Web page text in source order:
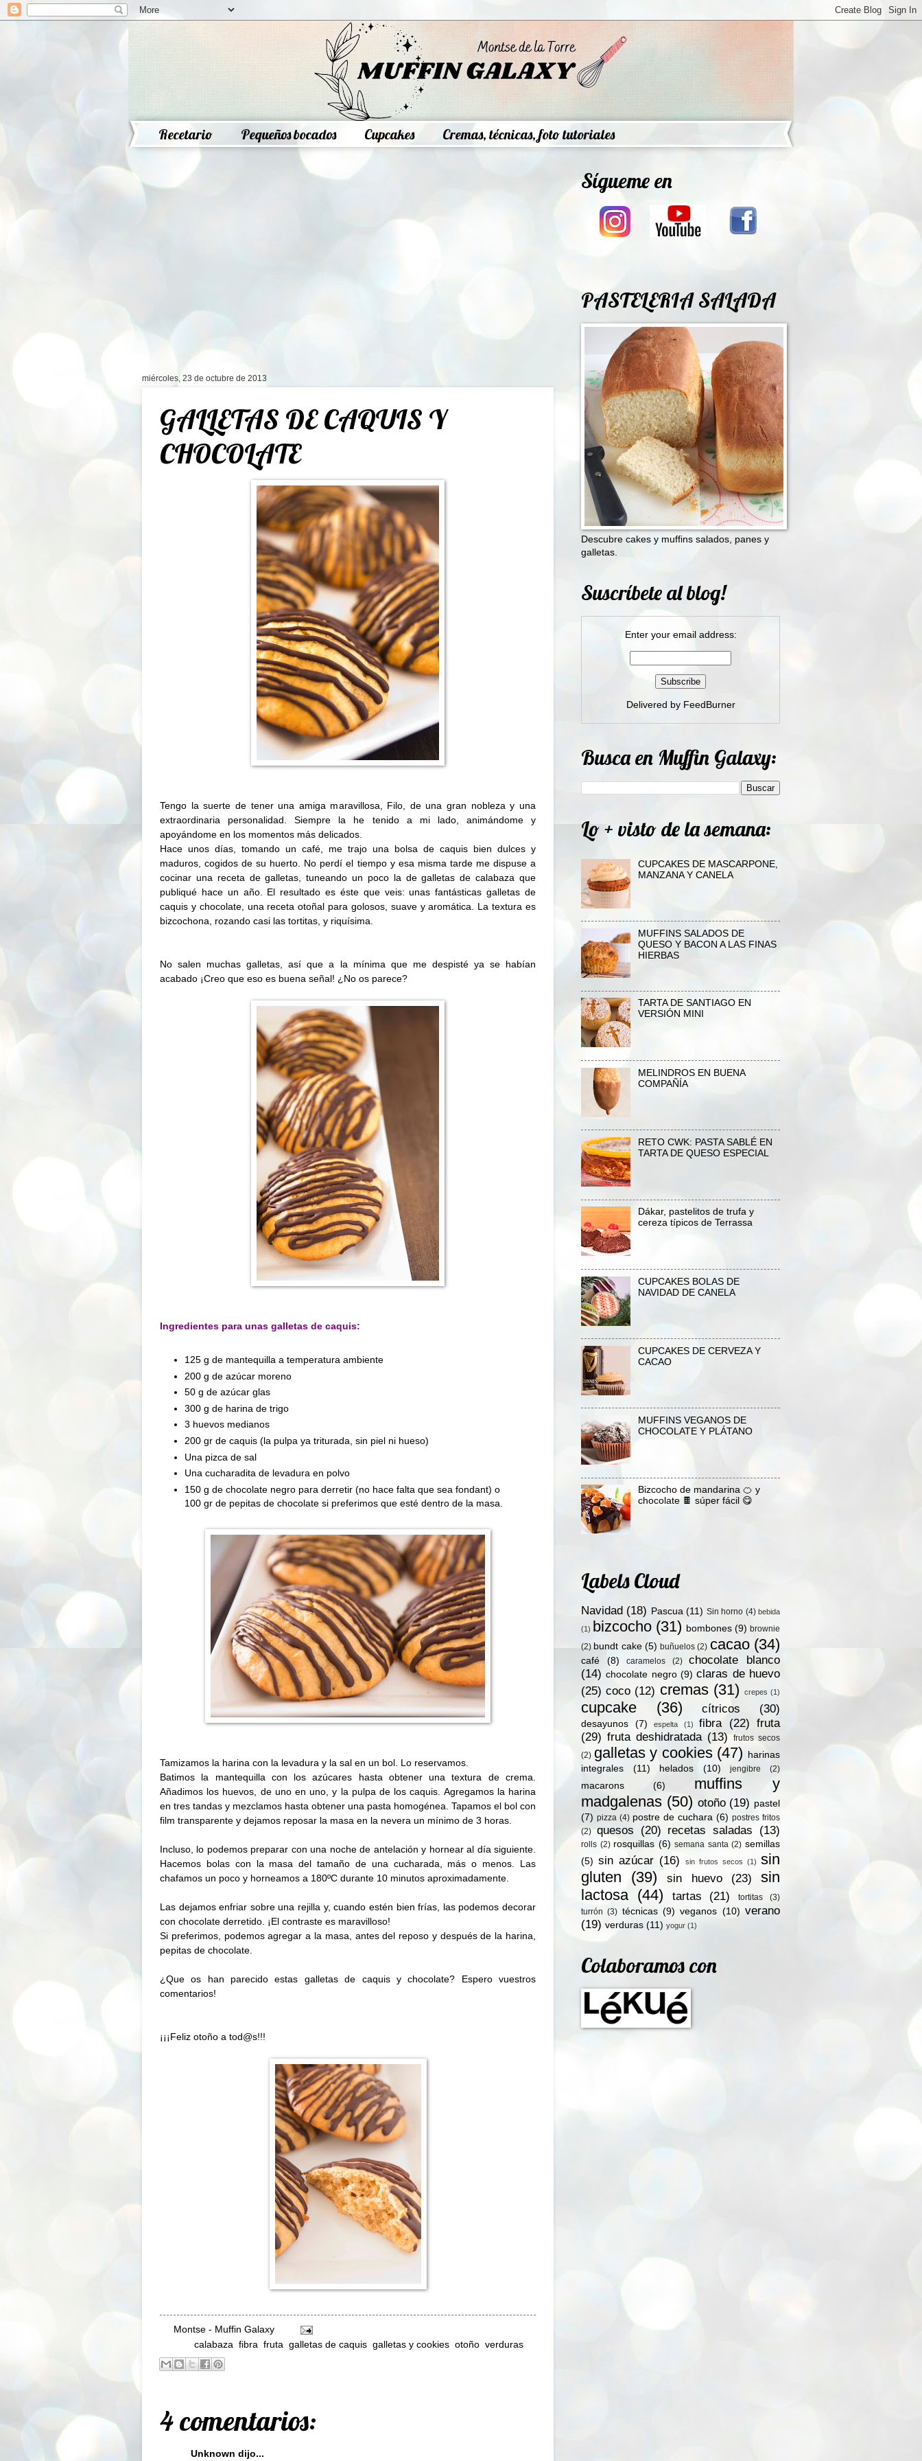
Recetario Pequeños bocados Cupcakes Cremas, técnicas, foto tutoriales
miércoles, 23 de octubre de 2013
GALLETAS DE CAQUIS Y
CHOCOLATE
Tengo la suerte de tener una amiga maravillosa, Filo, de una gran nobleza y una
extraordinaria personalidad. Siempre la he tenido a mi lado, animándome y
apoyándome en los momentos más delicados.
Hace unos días, tomando un café, me trajo una bolsa de caquis bien dulces y
maduros, cogidos de su huerto. No perdí el tiempo y esa misma tarde me dispuse a
cocinar una receta de galletas, tuneando un poco la de galletas de calabaza que
publiqué hace un año. El resultado es éste que veis: unas fantásticas galletas de
caquis y chocolate, una receta otoñal para golosos, suave y aromática. La textura es
bizcochona, rozando casi las tortitas, y riquísima.
No salen muchas galletas, así que a la mínima que me despisté ya se habían
acabado ¡Creo que eso es buena señal! ¿No os parece?
Ingredientes para unas galletas de caquis:
125 g de mantequilla a temperatura ambiente
200 g de azúcar moreno
50 g de azúcar glas
300 g de harina de trigo
3 huevos medianos
200 gr de caquis (la pulpa ya triturada, sin piel ni hueso)
Una pizca de sal
Una cucharadita de levadura en polvo
150 g de chocolate negro para derretir (no hace falta que sea fondant) o
100 gr de pepitas de chocolate si preferimos que esté dentro de la masa.
Tamizamos la harina con la levadura y la sal en un bol. Lo reservamos.
Batimos la mantequilla con los azúcares hasta obtener una textura de crema.
Añadimos los huevos, de uno en uno, y la pulpa de los caquis. Agregamos la harina
en tres tandas y mezclamos hasta obtener una pasta homogénea. Tapamos el bol con
film transparente y dejamos reposar la masa en la nevera un mínimo de 3 horas.
Incluso, lo podemos preparar con una noche de antelación y hornear al día siguiente.
Hacemos bolas con la masa del tamaño de una cucharada, más o menos. Las
chafamos un poco y horneamos a 180ºC durante 10 minutos aproximadamente.
Las dejamos enfriar sobre una rejilla y, cuando estén bien frías, las podemos decorar
con chocolate derretido. ¡El contraste es maravilloso!
Si preferimos, podemos agregar a la masa, antes del reposo y después de la harina,
pepitas de chocolate.
¿Que os han parecido estas galletas de caquis y chocolate? Espero vuestros
comentarios!
¡¡¡Feliz otoño a tod@s!!!
Montse - Muffin Galaxy
calabaza fibra fruta galletas de caquis galletas y cookies otoño verduras
4 comentarios:
Unknown dijo...
Sígueme en
PASTELERIA SALADA
Descubre cakes y muffins salados, panes y
galletas.
Suscríbete al blog!
Enter your email address:
Delivered by FeedBurner
Busca en Muffin Galaxy:
Lo + visto de la semana:
CUPCAKES DE MASCARPONE,
MANZANA Y CANELA
MUFFINS SALADOS DE
QUESO Y BACON A LAS FINAS
HIERBAS
TARTA DE SANTIAGO EN
VERSIÓN MINI
MELINDROS EN BUENA
COMPAÑÍA
RETO CWK: PASTA SABLÉ EN
TARTA DE QUESO ESPECIAL
Dákar, pastelitos de trufa y
cereza típicos de Terrassa
CUPCAKES BOLAS DE
NAVIDAD DE CANELA
CUPCAKES DE CERVEZA Y
CACAO
MUFFINS VEGANOS DE
CHOCOLATE Y PLÁTANO
Bizcocho de mandarina 🍊 y
chocolate 🍫 súper fácil 😋
Labels Cloud
Navidad (18) Pascua (11) Sin horno (4) bebida
(1) bizcocho (31) bombones (9) brownie
(2) bundt cake (5) buñuelos (2) cacao (34)
café (8) caramelos (2)
chocolate blanco
(14) chocolate negro (9) claras de huevo
(25) coco (12) cremas (31) crepes (1)
cupcake (36) cítricos (30)
desayunos (7) espelta (1) fibra (22) fruta
(29) fruta deshidratada (13)
frutos secos
(2) galletas y cookies (47)
harinas
integrales
(11) helados (10) jengibre (2)
macarons (6)
muffins y
madgalenas (50) otoño (19) pastel
(7) pizza (4) postre de cuchara (6) postres fritos
(2) quesos (20) recetas saladas (13)
rolls (2) rosquillas (6) semana santa (2) semillas
(5) sin azúcar (16) sin frutos secos (1) sin
gluten
(39) sin huevo (23)
sin
lactosa (44) tartas (21) tortitas
(3)
turrón (3) técnicas (9) veganos (10) verano
(19) verduras (11) yogur (1)
Colaboramos con